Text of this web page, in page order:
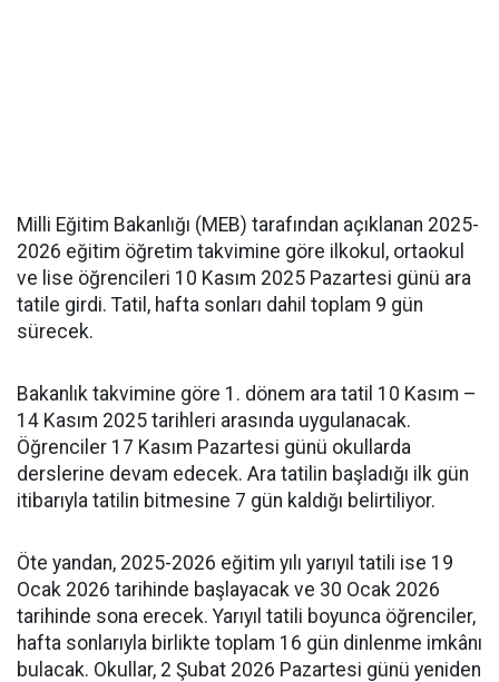
Milli Eğitim Bakanlığı (MEB) tarafından açıklanan 2025-
2026 eğitim öğretim takvimine göre ilkokul, ortaokul
ve lise öğrencileri 10 Kasım 2025 Pazartesi günü ara
tatile girdi. Tatil, hafta sonları dahil toplam 9 gün
sürecek.
Bakanlık takvimine göre 1. dönem ara tatil 10 Kasım –
14 Kasım 2025 tarihleri arasında uygulanacak.
Öğrenciler 17 Kasım Pazartesi günü okullarda
derslerine devam edecek. Ara tatilin başladığı ilk gün
itibarıyla tatilin bitmesine 7 gün kaldığı belirtiliyor.
Öte yandan, 2025-2026 eğitim yılı yarıyıl tatili ise 19
Ocak 2026 tarihinde başlayacak ve 30 Ocak 2026
tarihinde sona erecek. Yarıyıl tatili boyunca öğrenciler,
hafta sonlarıyla birlikte toplam 16 gün dinlenme imkânı
bulacak. Okullar, 2 Şubat 2026 Pazartesi günü yeniden